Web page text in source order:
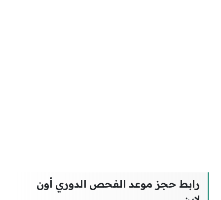
رابط حجز موعد الفحص الدوري أون